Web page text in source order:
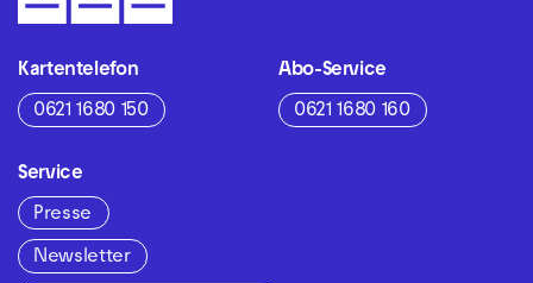
Kartentelefon
0621 1680 150
Abo-Service
0621 1680 160
Service
Presse
Newsletter